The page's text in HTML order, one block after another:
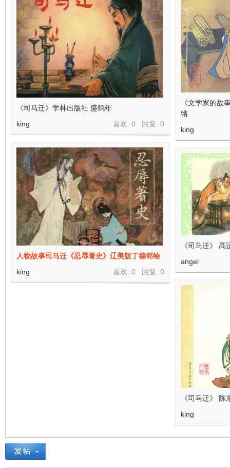
《司马迁》学林出版社 盛鹤年
喜欢: 0 回复: 0
king
《文学家的故
锵
king
人物故事司马迁《忍辱著史》辽美版丁德邻绘
喜欢: 0 回复: 0
king
《司马迁》
angel
《司马迁》
king